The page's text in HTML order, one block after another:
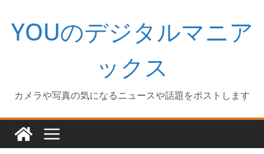
キ
YOUのデジタルマニア
ックス
カメラや写真の気になるニュースや話題をポストします